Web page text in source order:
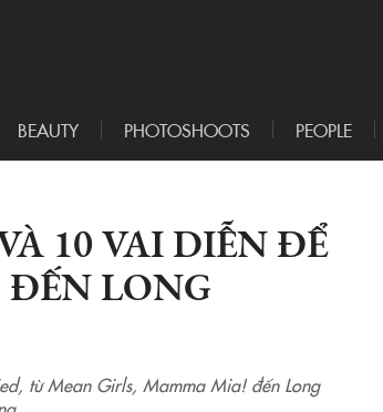
BEAUTY PHOTOSHOOTS PEOPLE
10 VAI DIỄN ĐỂ
LONG
từ Mean Girls, Mamma Mia! đến Long